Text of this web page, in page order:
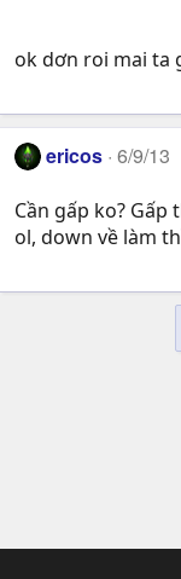
ok dơn roi mai ta
ericos 6/9/13
Cần gấp ko? Gấp
ol, down về làm